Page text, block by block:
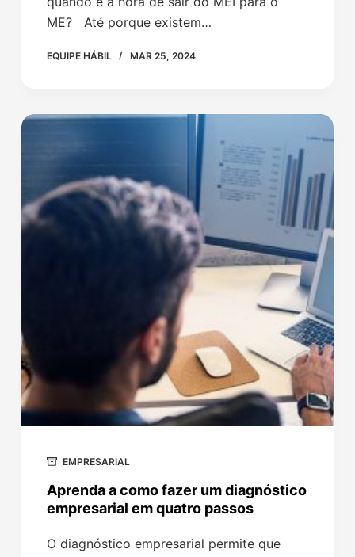
ME? Até porque existem…
EQUIPE HÁBIL MAR 25, 2024
EMPRESARIAL
Aprenda a como fazer um diagnóstico
empresarial em quatro passos
O diagnóstico empresarial permite que